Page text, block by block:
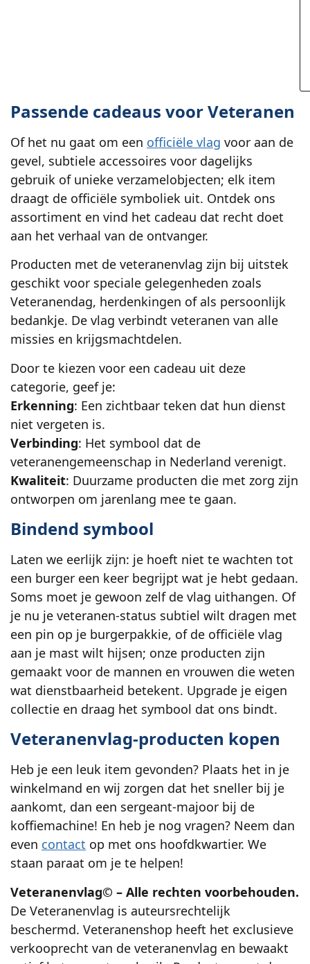
Passende cadeaus voor Veteranen
Of het nu gaat om een officiële vlag voor aan de
gevel, subtiele accessoires voor dagelijks
gebruik of unieke verzamelobjecten; elk item
draagt de officiële symboliek uit. Ontdek ons
assortiment en vind het cadeau dat recht doet
aan het verhaal van de ontvanger.
Producten met de veteranenvlag zijn bij uitstek
geschikt voor speciale gelegenheden zoals
Veteranendag, herdenkingen of als persoonlijk
bedankje. De vlag verbindt veteranen van alle
missies en krijgsmachtdelen.
Door te kiezen voor een cadeau uit deze
categorie, geef je:
Erkenning: Een zichtbaar teken dat hun dienst
niet vergeten is.
Verbinding: Het symbool dat de
veteranengemeenschap in Nederland verenigt.
Kwaliteit: Duurzame producten die met zorg zijn
ontworpen om jarenlang mee te gaan.
Bindend symbool
Laten we eerlijk zijn: je hoeft niet te wachten tot
een burger een keer begrijpt wat je hebt gedaan.
Soms moet je gewoon zelf de vlag uithangen. Of
je nu je veteranen-status subtiel wilt dragen met
een pin op je burgerpakkie, of de officiële vlag
aan je mast wilt hijsen; onze producten zijn
gemaakt voor de mannen en vrouwen die weten
wat dienstbaarheid betekent. Upgrade je eigen
collectie en draag het symbool dat ons bindt.
Veteranenvlag-producten kopen
Heb je een leuk item gevonden? Plaats het in je
winkelmand en wij zorgen dat het sneller bij je
aankomt, dan een sergeant-majoor bij de
koffiemachine! En heb je nog vragen? Neem dan
even contact op met ons hoofdkwartier. We
staan paraat om je te helpen!
Veteranenvlag© – Alle rechten voorbehouden.
De Veteranenvlag is auteursrechtelijk
beschermd. Veteranenshop heeft het exclusieve
verkooprecht van de veteranenvlag en bewaakt